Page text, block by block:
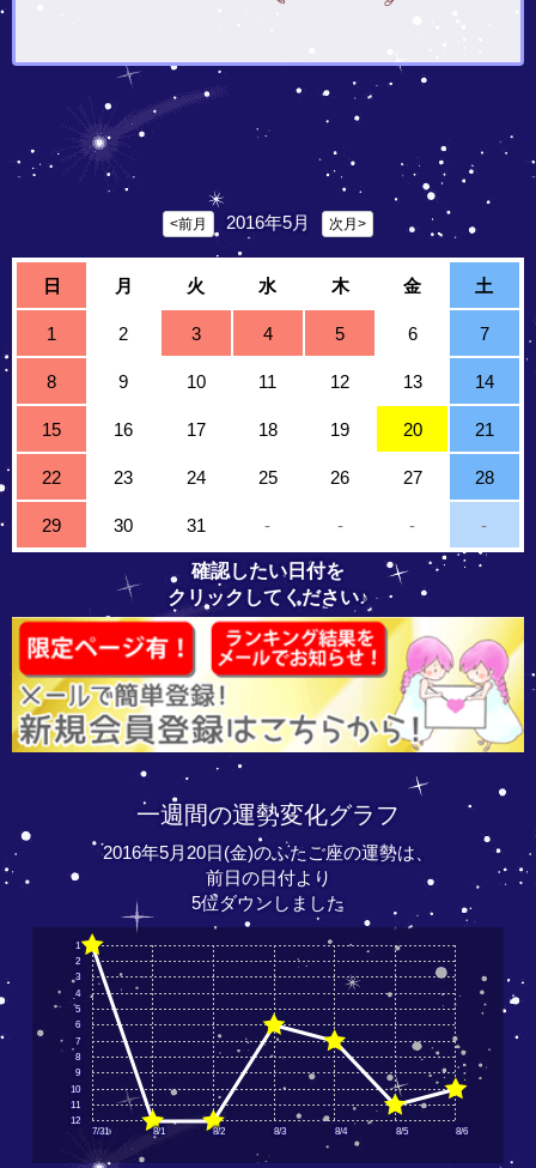
<前月 2016年5月 次月>
日 月 火 水 木 金 土
1 2 3 4 5 6 7
8 9 10 11 12 13 14
15 16 17 18 19 20 21
22 23 24 25 26 27 28
29 30 31 - - - -
確認したい日付を
クリックしてください♪
一週間の運勢変化グラフ
2016年5月20日(金)のふたご座の運勢は、
前日の日付より
5位ダウンしました
7/31 8/1 8/2 8/3 8/4 8/5 8/6
12
11
10
9
8
7
6
5
4
3
2
1